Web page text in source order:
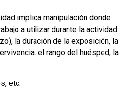
implica manipulación donde
a utilizar durante la actividad
la duración de la exposición, la
el rango del huésped, la
etc.